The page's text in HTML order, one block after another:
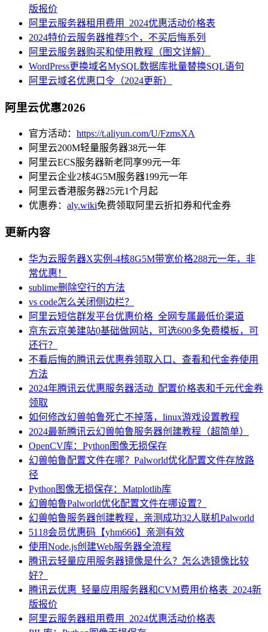
版报价
阿里云服务器租用费用_2024优惠活动价格表
2024特价云服务器推荐5个，不买后悔系列
阿里云服务器购买和使用教程（图文详解）
WordPress更换域名MySQL数据库批量替换SQL语句
阿里云域名优惠口令（2024更新）
阿里云优惠2026
官方活动： https://t.aliyun.com/U/FzmsXA
阿里云200M轻量服务器38元一年
阿里云ECS服务器新老同享99元一年
阿里云企业2核4G5M服务器199元一年
阿里云香港服务器25元1个月起
优惠券： aly.wiki免费领取阿里云折扣券和代金券
更新内容
华为云服务器X实例-4核8G5M带宽价格288元一年，非
常优惠！
sublime删除空行的方法
vs code怎么关闭侧边栏？
阿里云短信群发平台优惠价格_全网专属最低价渠道
京东云京美建站0基础做网站，可选600多免费模板，可
还行？
不看后悔的腾讯云优惠券领取入口、查看和代金券使用
方法
2024年腾讯云优惠服务器活动_配置价格表和千元代金券
领取
如何修改幻兽帕鲁死亡不掉落，linux游戏设置教程
2024最新腾讯云幻兽帕鲁服务器创建教程（超简单）
OpenCV库：Python图像无损保存
幻兽帕鲁配置文件在哪？Palworld优化配置文件存放路
径
Python图像无损保存：Matplotlib库
幻兽帕鲁Palworld优化配置文件在哪设置？
幻兽帕鲁服务器创建教程，亲测成功32人联机Palworld
5118会员优惠码【yhm666】亲测有效
使用Node.js创建Web服务器全流程
腾讯云轻量应用服务器镜像是什么？怎么选镜像比较
好？
腾讯云优惠_轻量应用服务器和CVM费用价格表_2024新
版报价
阿里云服务器租用费用_2024优惠活动价格表